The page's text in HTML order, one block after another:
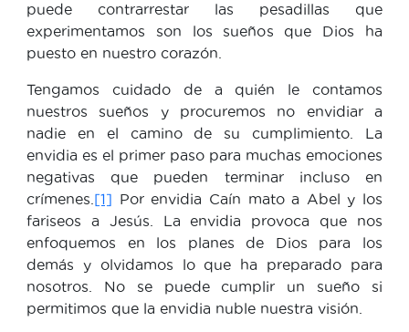
puede contrarrestar las pesadillas que
experimentamos son los sueños que Dios ha
puesto en nuestro corazón.
Tengamos cuidado de a quién le contamos
nuestros sueños y procuremos no envidiar a
nadie en el camino de su cumplimiento. La
envidia es el primer paso para muchas emociones
negativas que pueden terminar incluso en
crímenes. [1] Por envidia Caín mato a Abel y los
fariseos a Jesús. La envidia provoca que nos
enfoquemos en los planes de Dios para los
demás y olvidamos lo que ha preparado para
nosotros. No se puede cumplir un sueño si
permitimos que la envidia nuble nuestra visión.